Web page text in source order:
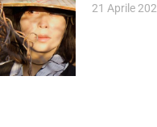
21 Aprile